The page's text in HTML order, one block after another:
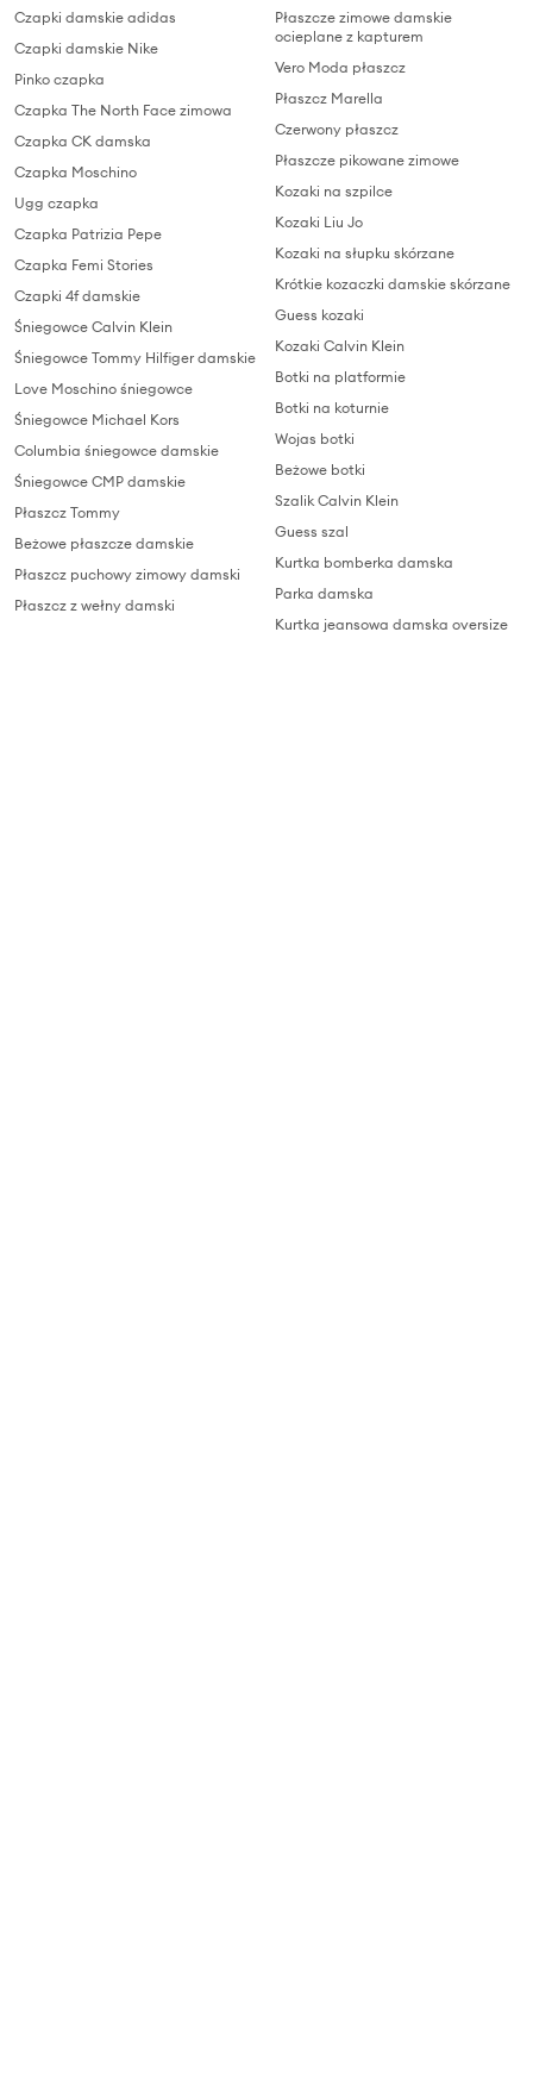
Czapki damskie adidas
Czapki damskie Nike
Pinko czapka
Czapka The North Face zimowa
Czapka CK damska
Czapka Moschino
Ugg czapka
Czapka Patrizia Pepe
Czapka Femi Stories
Czapki 4f damskie
Śniegowce Calvin Klein
Śniegowce Tommy Hilfiger damskie
Love Moschino śniegowce
Śniegowce Michael Kors
Columbia śniegowce damskie
Śniegowce CMP damskie
Płaszcz Tommy
Beżowe płaszcze damskie
Płaszcz puchowy zimowy damski
Płaszcz z wełny damski
Płaszcze zimowe damskie
ocieplane z kapturem
Vero Moda płaszcz
Płaszcz Marella
Czerwony płaszcz
Płaszcze pikowane zimowe
Kozaki na szpilce
Kozaki Liu Jo
Kozaki na słupku skórzane
Krótkie kozaczki damskie skórzane
Guess kozaki
Kozaki Calvin Klein
Botki na platformie
Botki na koturnie
Wojas botki
Beżowe botki
Szalik Calvin Klein
Guess szal
Kurtka bomberka damska
Parka damska
Kurtka jeansowa damska oversize